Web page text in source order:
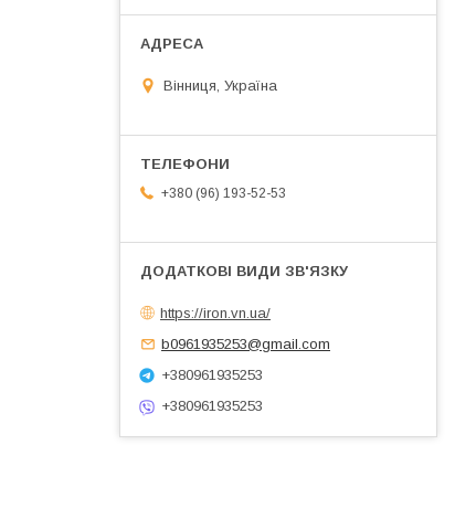
Вінниця, Україна
+380 (96) 193-52-53
https://iron.vn.ua/
b0961935253@gmail.com
+380961935253
+380961935253